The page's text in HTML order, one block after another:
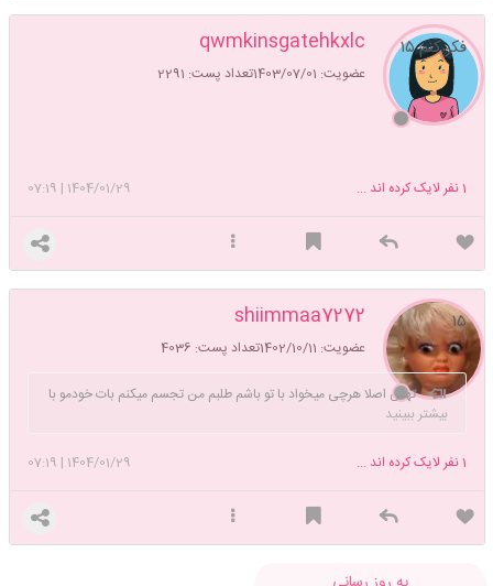
qwmkinsgatehkxlc
عضویت: 1403/07/01 تعداد پست: 2291
فکر کنم ۱۵
1404/01/29
|
07:19 1نفر لایک کرده اند ...
shiimmaa7272
عضویت: 1402/10/11 تعداد پست: 4036
۱۵
تهش اصلا هرچی میخواد با تو باشم طلبم من تجسم میکنم بات خودمو با
یه بچه بغلم ...
بیشتر ببینید
1404/01/29
|
07:19 1نفر لایک کرده اند ...